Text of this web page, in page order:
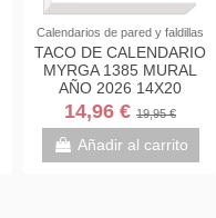
Calendarios de pared y faldillas
TACO DE CALENDARIO
MYRGA 1385 MURAL
AÑO 2026 14X20
"GRANDE"
14,96 €19,95 €
Añadir al carrito